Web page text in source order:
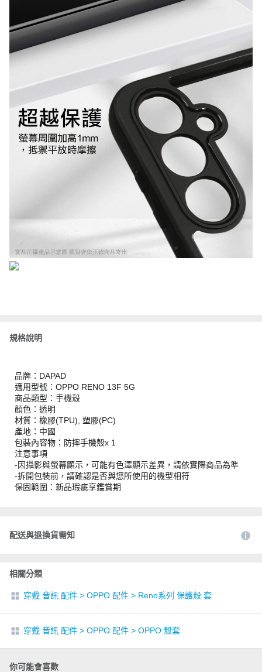
規格說明
品牌：DAPAD
適用型號：OPPO RENO 13F 5G
商品類型：手機殼
顏色：透明
材質：橡膠(TPU), 塑膠(PC)
產地：中國
包裝內容物：防摔手機殼x 1
注意事項
-因攝影與螢幕顯示，可能有色澤顯示差異，請依實際商品為準
-拆開包裝前，請確認是否與您所使用的機型相符
保固範圍：新品瑕疵享鑑賞期
配送與退換貨需知
相關分類
穿戴 音訊 配件 > OPPO 配件 > Reno系列 保護殼.套
穿戴 音訊 配件 > OPPO 配件 > OPPO 殼套
你可能會喜歡